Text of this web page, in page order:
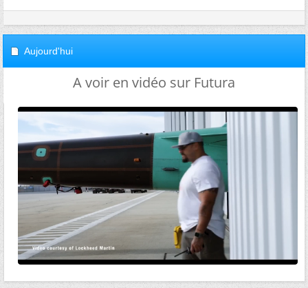
Aujourd'hui
A voir en vidéo sur Futura